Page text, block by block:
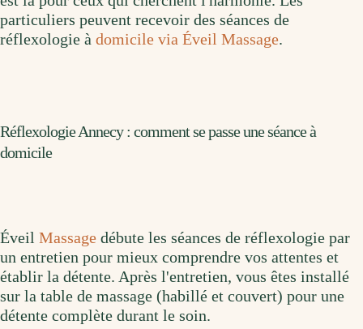
particuliers peuvent recevoir des séances de
réflexologie à domicile via Éveil Massage.
Réflexologie Annecy : comment se passe une séance à
domicile
Éveil Massage débute les séances de réflexologie par
un entretien pour mieux comprendre vos attentes et
établir la détente. Après l'entretien, vous êtes installé
sur la table de massage (habillé et couvert) pour une
détente complète durant le soin.